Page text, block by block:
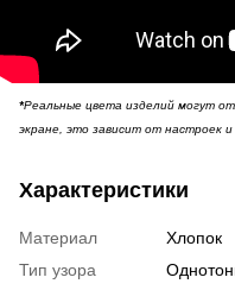
*Реальные цвета изделий могут
экране, это зависит от настроек
Характеристики
Материал
Хлопок
Тип узора